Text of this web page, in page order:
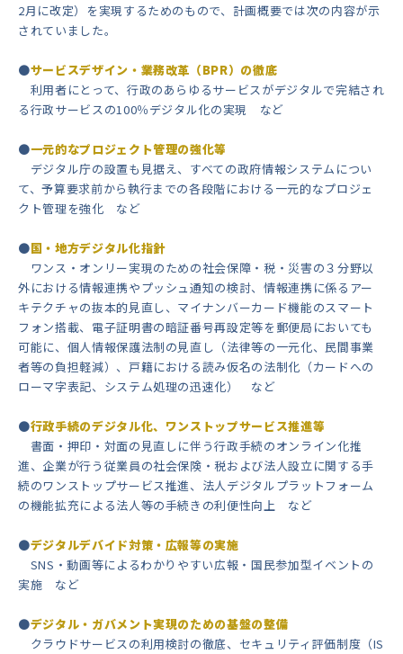
2月に改定）を実現するためのもので、計画概要では次の内容が示
されていました。
●サービスデザイン・業務改革（BPR）の徹底
利用者にとって、行政のあらゆるサービスがデジタルで完結され
る行政サービスの100％デジタル化の実現 など
●一元的なプロジェクト管理の強化等
デジタル庁の設置も見据え、すべての政府情報システムについ
て、予算要求前から執行までの各段階における一元的なプロジェ
クト管理を強化 など
●国・地方デジタル化指針
ワンス・オンリー実現のための社会保障・税・災害の３分野以
外における情報連携やプッシュ通知の検討、情報連携に係るアー
キテクチャの抜本的見直し、マイナンバーカード機能のスマート
フォン搭載、電子証明書の暗証番号再設定等を郵便局においても
可能に、個人情報保護法制の見直し（法律等の一元化、民間事業
者等の負担軽減）、戸籍における読み仮名の法制化（カードへの
ローマ字表記、システム処理の迅速化） など
●行政手続のデジタル化、ワンストップサービス推進等
書面・押印・対面の見直しに伴う行政手続のオンライン化推
進、企業が行う従業員の社会保険・税および法人設立に関する手
続のワンストップサービス推進、法人デジタルプラットフォーム
の機能拡充による法人等の手続きの利便性向上 など
●デジタルデバイド対策・広報等の実施
SNS・動画等によるわかりやすい広報・国民参加型イベントの
実施 など
●デジタル・ガバメント実現のための基盤の整備
クラウドサービスの利用検討の徹底、セキュリティ評価制度（IS